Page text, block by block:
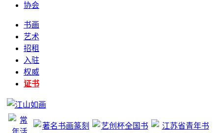
协会
书画
艺术
招租
入驻
权威
证书